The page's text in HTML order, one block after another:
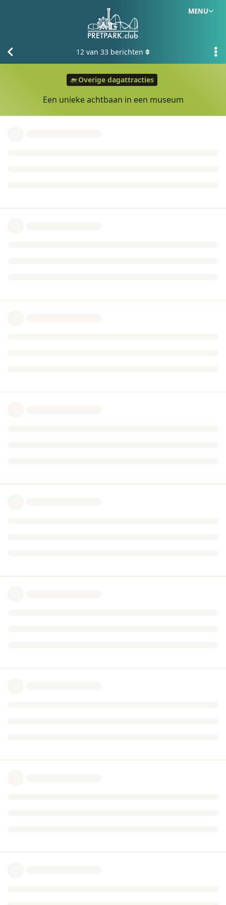
MENU
Overige dagattracties
Een unieke achtbaan in een museum
12 van 33 berichten